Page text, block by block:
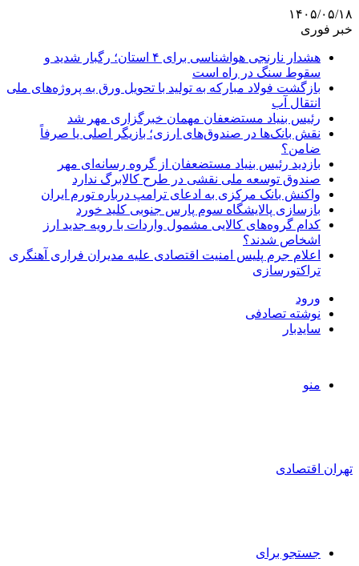
۱۴۰۵/۰۵/۱۸
خبر فوری
هشدار نارنجی هواشناسی برای ۴ استان؛ رگبار شدید و
سقوط سنگ در راه است
بازگشت فولاد مبارکه به تولید با تحویل ورق به پروژه‌های ملی
انتقال آب
رئیس بنیاد مستضعفان مهمان خبرگزاری مهر شد
نقش بانک‌ها در صندوق‌های ارزی؛ بازیگر اصلی یا صرفاً
ضامن؟
بازدید رئیس بنیاد مستضعفان از گروه رسانه‌ای مهر
صندوق توسعه ملی نقشی در طرح کالابرگ ندارد
واکنش بانک مرکزی به ادعای ترامپ درباره تورم ایران
بازسازی پالایشگاه سوم پارس جنوبی کلید خورد
کدام گروه‌های کالایی مشمول واردات با رویه جدید ارز
اشخاص شدند؟
اعلام جرم پلیس امنیت اقتصادی علیه مدیران فراری آهنگری
تراکتورسازی
ورود
نوشته تصادفی
سایدبار
منو
تهران اقتصادی
جستجو برای